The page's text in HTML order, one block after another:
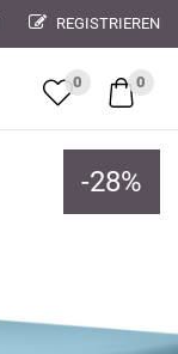
REGISTRIEREN
0 0
-28%